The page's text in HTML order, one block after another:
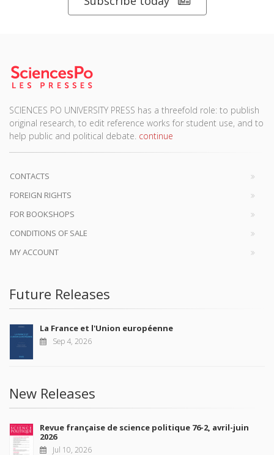
SCIENCES PO UNIVERSITY PRESS has a threefold role: to publish
original research, to edit reference works for student use, and to
help public and political debate. continue
CONTACTS
FOREIGN RIGHTS
FOR BOOKSHOPS
CONDITIONS OF SALE
MY ACCOUNT
Future Releases
La France et l'Union européenne
Sep 4, 2026
New Releases
Revue française de science politique 76-2, avril-juin
2026
Jul 10, 2026